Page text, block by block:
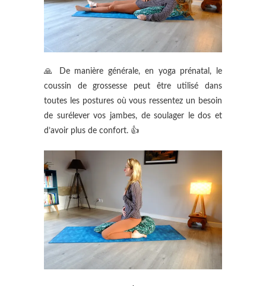
🙏 De manière générale, en yoga prénatal, le
coussin de grossesse peut être utilisé dans
toutes les postures où vous ressentez un besoin
de surélever vos jambes, de soulager le dos et
d’avoir plus de confort. 👍